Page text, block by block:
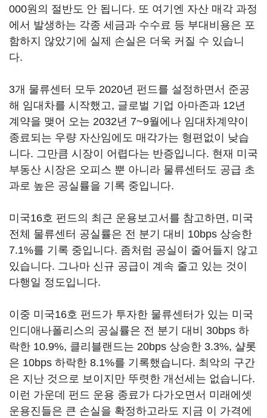
000원의 절반도 안 됩니다. 또 여기엔 자산 매각 과정
에서 발생하는 각종 세금과 수수료 등 부대비용은 포
함하지 않았기에 실제 손실은 더욱 커질 수 있습니
다.
3개 물류센터 모두 2020년 펀드를 설정하면서 준공
해 임대차를 시작했고, 글로벌 기업 아마존과 12년
계약을 맺어 오는 2032년 7~9월에나 임대차계약이
종료되는 우량 자산임에도 매각가는 형편없이 낮습
니다. 그만큼 시장이 어렵다는 반증입니다. 현재 미국
부동산 시장은 오피스 뿐 아니라 물류센터도 공급 초
과로 높은 공실률을 기록 중입니다.
미국16호 펀드의 최근 운용보고서를 참고하면, 미국
전체 물류센터 공실률은 전 분기 대비 10bps 상승한
7.1%를 기록 중입니다. 좀처럼 공실이 줄어들지 않고
있습니다. 그나마 신규 공급이 계속 줄고 있는 것이
다행일 정도입니다.
이중 미국16호 펀드가 투자한 물류센터가 있는 미국
인디애나폴리스의 공실률은 전 분기 대비 30bps 하
락한 10.9%, 클리블랜드는 20bps 상승한 3.3%, 샬롯
은 10bps 하락한 8.1%를 기록했습니다. 최악의 구간
은 지난 것으로 보이지만 뚜렷한 개선세는 없습니다.
이런 가운데 펀드 운용 종료가 다가오면서 미래에셋
운용진들은 큰 손실을 확정하고라도 지금 이 가격에